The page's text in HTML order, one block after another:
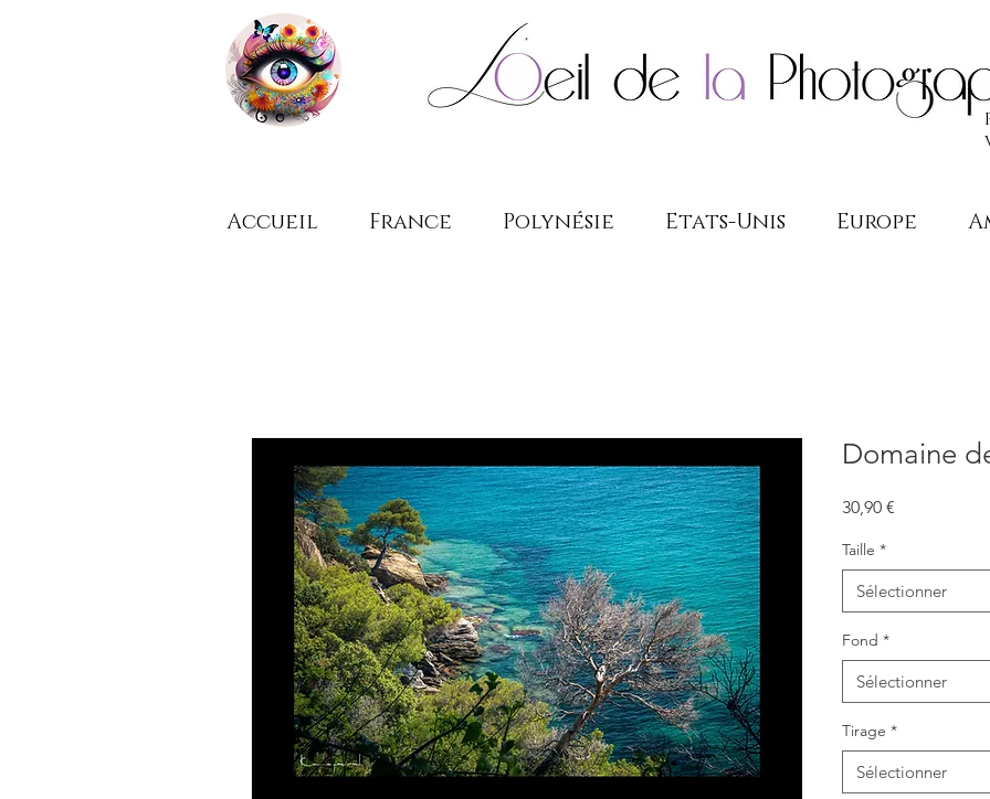
Accueil France Polynésie Etats-Unis Europe
Domaine
30,90 €
Taille *
Sélectionner
Fond *
Sélectionner
Tirage *
Sélectionner